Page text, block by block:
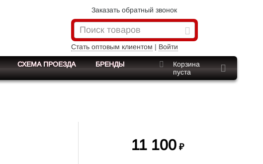
Заказать обратный звонок
Стать оптовым клиентом | Войти
СХЕМА ПРОЕЗДА БРЕНДЫ
Корзина
пуста
11 100 ₽